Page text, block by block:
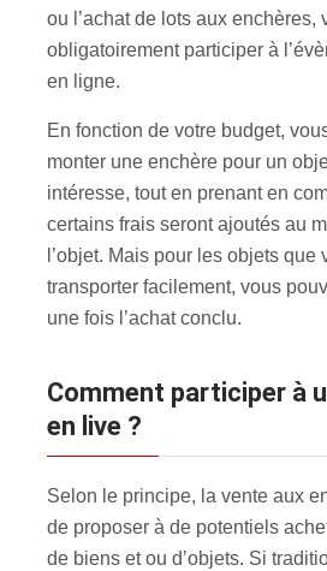
ou l’achat de lots aux enchères,
obligatoirement participer à
en ligne.
En fonction de votre budget,
monter une enchère pour un
intéresse, tout en prenant en
certains frais seront ajoutés au
l’objet. Mais pour les objets que
transporter facilement, vous
une fois l’achat conclu.
Comment participer à une enchère
en live ?
Selon le principe, la vente aux
de proposer à de potentiels
de biens et ou d’objets. Si